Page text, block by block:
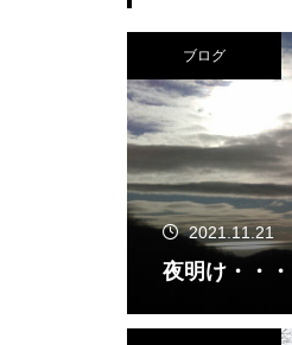
ブログ
2021.11.21
夜明け・・・